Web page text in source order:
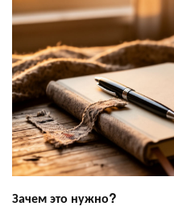
Зачем это нужно?